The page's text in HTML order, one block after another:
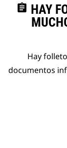
assignment HAY
Hay
documentos